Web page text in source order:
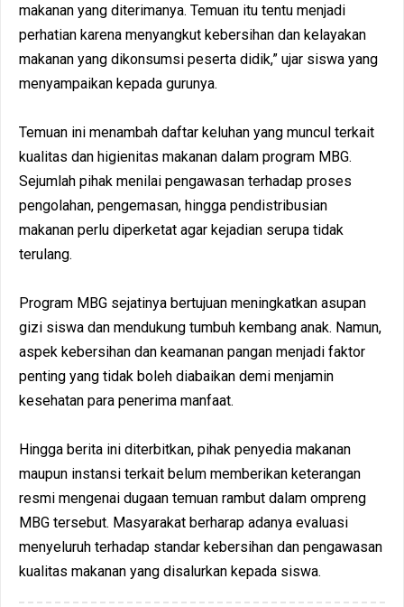
makanan yang diterimanya. Temuan itu tentu menjadi
perhatian karena menyangkut kebersihan dan kelayakan
makanan yang dikonsumsi peserta didik,” ujar siswa yang
menyampaikan kepada gurunya.
Temuan ini menambah daftar keluhan yang muncul terkait
kualitas dan higienitas makanan dalam program MBG.
Sejumlah pihak menilai pengawasan terhadap proses
pengolahan, pengemasan, hingga pendistribusian
makanan perlu diperketat agar kejadian serupa tidak
terulang.
Program MBG sejatinya bertujuan meningkatkan asupan
gizi siswa dan mendukung tumbuh kembang anak. Namun,
aspek kebersihan dan keamanan pangan menjadi faktor
penting yang tidak boleh diabaikan demi menjamin
kesehatan para penerima manfaat.
Hingga berita ini diterbitkan, pihak penyedia makanan
maupun instansi terkait belum memberikan keterangan
resmi mengenai dugaan temuan rambut dalam ompreng
MBG tersebut. Masyarakat berharap adanya evaluasi
menyeluruh terhadap standar kebersihan dan pengawasan
kualitas makanan yang disalurkan kepada siswa.